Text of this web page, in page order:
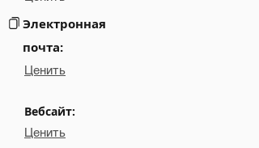
Электронная
почта:
Ценить
Вебсайт:
Ценить